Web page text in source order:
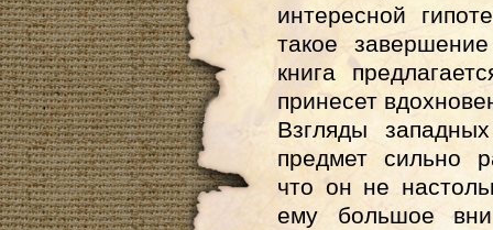
интересной
такое
книга
принесет
Взгляды
предмет сильно
что он не
ему большое